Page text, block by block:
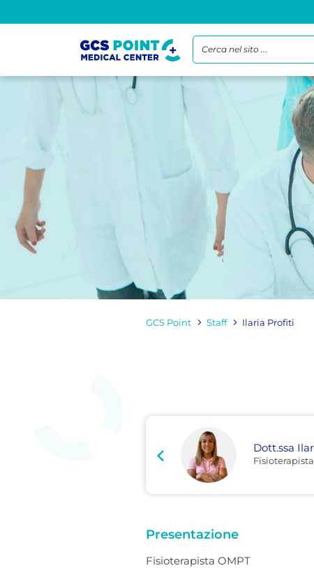
Cerca nel sito ...
GCS Point Staff Ilaria Profiti
Dott.ssa
Fisioterapista
Presentazione
Fisioterapista OMPT